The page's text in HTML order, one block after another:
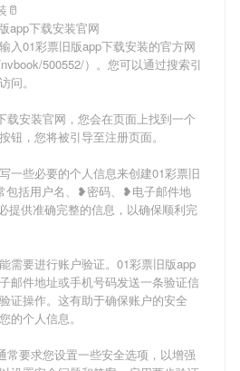
🥛
app下载安装官网
入01彩票旧版app下载安装的官方网
500552/）。您可以通过搜索引
问。
载安装官网，您会在页面上找到一个
钮，您将被引导至注册页面。
一些必要的个人信息来创建01彩票旧
包括用户名、❥密码、❥电子邮件地
提供准确完整的信息，以确保顺利完
需要进行账户验证。01彩票旧版app
邮件地址或手机号码发送一条验证信
证操作。这有助于确保账户的安全
的个人信息。
常要求您设置一些安全选项，以增强